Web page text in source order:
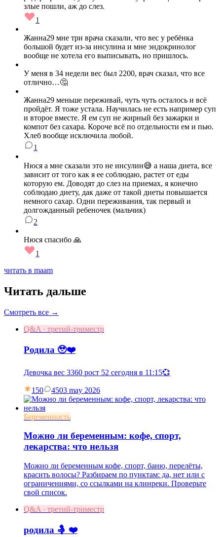
злые пошли, аж до слез.
1
Жанна29 мне три врача сказали, что вес у ребёнка
большой будет из-за инсулина и мне эндокринолог
вообще не хотела его выписывать, но пришлось.
У меня в 34 недели вес был 2200, врач сказал, что все
отлично…🤔
Жанна29 меньше переживай, чуть чуть осталось и всё
пройдёт. Я тоже устала. Научилась не есть например суп
и второе вместе. Я ем суп не жирный без зажарки и
компот без сахара. Короче всё по отдельности ем и пью.
Хлеб вообще исключила любой.
1
Нюся а мне сказали это не инсулин😅 а наша диета, все
зависит от того как я ее соблюдаю, растет от еды
которую ем. Доводят до слез на приемах, я конечно
соблюдаю диету, дак даже от такой диеты повышается
немного сахар. Одни переживания, так первый и
долгожданный ребеночек (мальчик)
2
Нюся спасибо 🙏
1
читать в maam
Читать дальше
Смотреть все →
Q&A · третий-триместр
Родила 🥹❤️
Девочка вес 3360 рост 52 сегодня в 11:15💞
150 4503 may 2026
Беременность
Можно ли беременным: кофе, спорт,
лекарства: что нельзя
Можно ли беременным кофе, спорт, баню, перелёты,
красить волосы? Разбираем по пунктам: да, нет или с
ограничениями, со ссылками на клинреки. Проверьте
свой список.
Q&A · третий-триместр
родила 🤱 ❤️